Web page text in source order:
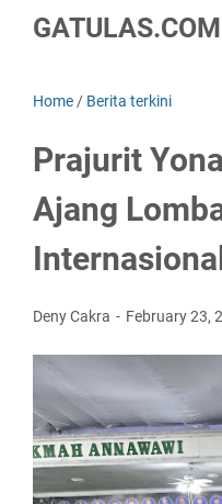
GATULAS.COM
Home / Berita terkini
Prajurit
Ajang
Deny Cakra February 23,